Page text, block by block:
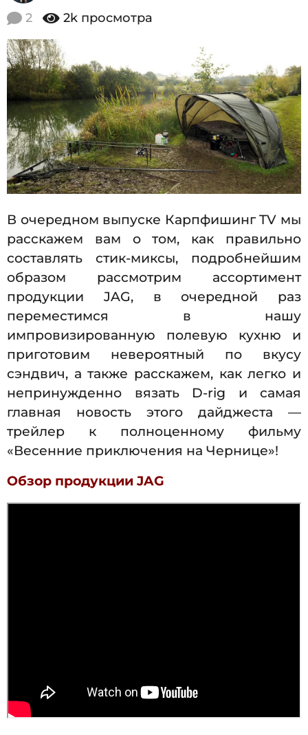
2
1
7
2
7
.
0
5
.
0
1
7
0
1
7
2 2k просмотра
В очередном выпуске Карпфишинг TV мы
расскажем вам о том, как правильно
составлять стик-миксы, подробнейшим
образом рассмотрим ассортимент
продукции JAG, в очередной раз
переместимся в нашу
импровизированную полевую кухню и
приготовим невероятный по вкусу
сэндвич, а также расскажем, как легко и
непринужденно вязать D-rig и самая
главная новость этого дайджеста —
трейлер к полноценному фильму
«Весенние приключения на Чернице»!
Обзор продукции JAG